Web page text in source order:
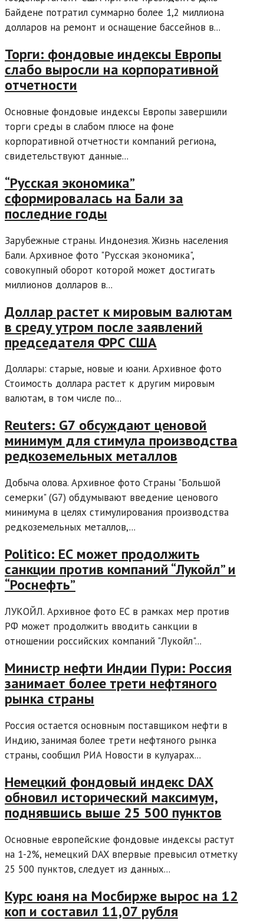
Байдене потратил суммарно более 1,2 миллиона
долларов на ремонт и оснащение бассейнов в...
Торги: фондовые индексы Европы
слабо выросли на корпоративной
отчетности
Основные фондовые индексы Европы завершили
торги среды в слабом плюсе на фоне
корпоративной отчетности компаний региона,
свидетельствуют данные...
“Русская экономика”
сформировалась на Бали за
последние годы
Зарубежные страны. Индонезия. Жизнь населения
Бали. Архивное фото "Русская экономика",
совокупный оборот которой может достигать
миллионов долларов в...
Доллар растет к мировым валютам
в среду утром после заявлений
председателя ФРС США
Доллары: старые, новые и юани. Архивное фото
Стоимость доллара растет к другим мировым
валютам, в том числе по...
Reuters: G7 обсуждают ценовой
минимум для стимула производства
редкоземельных металлов
Добыча олова. Архивное фото Страны "Большой
семерки" (G7) обдумывают введение ценового
минимума в целях стимулирования производства
редкоземельных металлов,...
Politico: ЕС может продолжить
санкции против компаний “Лукойл” и
“Роснефть”
ЛУКОЙЛ. Архивное фото ЕС в рамках мер против
РФ может продолжить вводить санкции в
отношении российских компаний "Лукойл"...
Министр нефти Индии Пури: Россия
занимает более трети нефтяного
рынка страны
Россия остается основным поставщиком нефти в
Индию, занимая более трети нефтяного рынка
страны, сообщил РИА Новости в кулуарах...
Немецкий фондовый индекс DAX
обновил исторический максимум,
поднявшись выше 25 500 пунктов
Основные европейские фондовые индексы растут
на 1-2%, немецкий DAX впервые превысил отметку
25 500 пунктов, следует из данных...
Курс юаня на Мосбирже вырос на 12
коп и составил 11,07 рубля